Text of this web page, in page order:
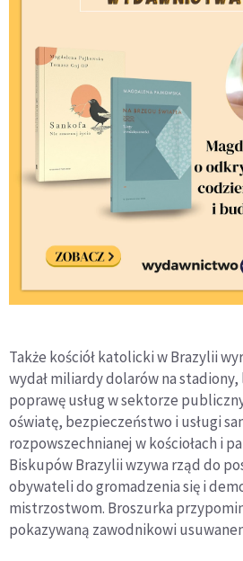
Także kościół katolicki w Brazylii
wydał miliardy dolarów na stadiony,
poprawę usług w sektorze
oświatę, bezpieczeństwo i usługi
rozpowszechnianej w kościołach i
Biskupów Brazylii wzywa rząd do
obywateli do gromadzenia się i
mistrzostwom. Broszurka
pokazywaną zawodnikowi